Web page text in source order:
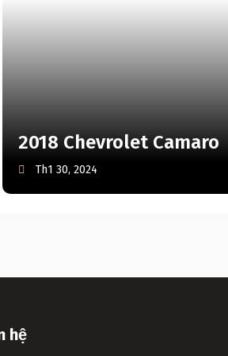
2018 Chevrolet Camaro
Th1 30, 2024
hệ